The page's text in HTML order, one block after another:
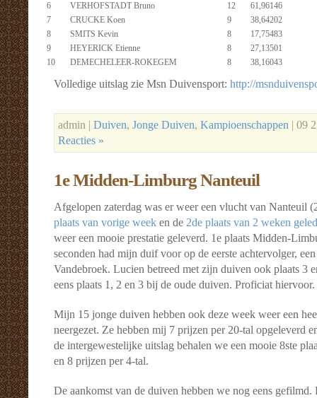
6
VERHOFSTADT Bruno 12
61,96146
7
CRUCKE Koen 9
38,64202
8
SMITS Kevin 8
17,75483
9
HEYERICK Etienne 8
27,13501
10
DEMECHELEER-ROKEGEM 8 38,16043
Volledige uitslag zie Msn Duivensport: http://
admin | Duiven, Jonge Duiven, Kampioenschappen | 09
Reacties »
1e Midden-Limburg Nanteuil
Afgelopen zaterdag was er weer een vlucht van Nanteuil
plaats van vorige week en de 2de plaats van 2 weken
weer een mooie prestatie geleverd. 1e plaats Midden-
seconden had mijn duif voor op de eerste achtervolger,
Vandebroek. Lucien betreed met zijn duiven ook plaats 3
eens plaats 1, 2 en 3 bij de oude duiven. Proficiat hiervoor.
Mijn 15 jonge duiven hebben ook deze week weer een
neergezet. Ze hebben mij 7 prijzen per 20-tal opgeleverd
de intergewestelijke uitslag behalen we een mooie 8ste
en 8 prijzen per 4-tal.
De aankomst van de duiven hebben we nog eens gefilmd.